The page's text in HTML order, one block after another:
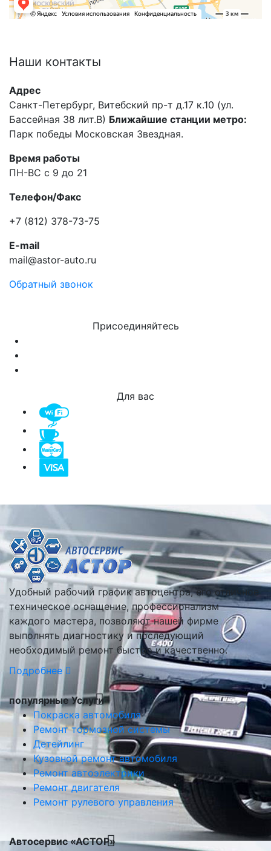
Наши контакты
Адрес
Санкт-Петербург, Витебский пр-т д.17 к.10 (ул.
Бассейная 38 лит.В) Ближайшие станции метро:
Парк победы Московская Звездная.
Время работы
ПН-ВС с 9 до 21
Телефон/Факс
+7 (812) 378-73-75
E-mail
mail@astor-auto.ru
Обратный звонок
Присоединяйтесь
Для вас
Удобный рабочий график автоцентра, его отличное
техническое оснащение, профессионализм
каждого мастера, позволяют нашей фирме
выполнять диагностику и последующий
необходимый ремонт быстро и качественно.
Подробнее
популярные Услуги
Покраска автомобиля
Ремонт тормозной системы
Детейлинг
Кузовной ремонт автомобиля
Ремонт автоэлектрики
Ремонт двигателя
Ремонт рулевого управления
Автосервис «АСТОР»